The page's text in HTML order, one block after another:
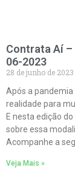
Contrata Aí –
06-2023
28 de junho de 2023
Após a
realidade para
E nesta edição
sobre essa
Acompanhe a
Veja Mais »